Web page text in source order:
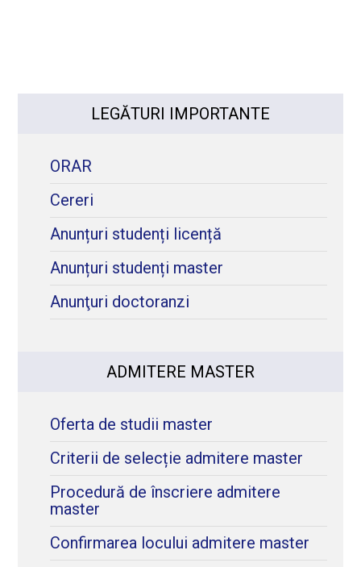
LEGĂTURI IMPORTANTE
ORAR
Cereri
Anunțuri studenți licență
Anunțuri studenți master
Anunţuri doctoranzi
ADMITERE MASTER
Oferta de studii master
Criterii de selecție admitere master
Procedură de înscriere admitere
master
Confirmarea locului admitere master